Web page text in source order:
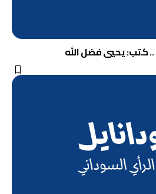
كتب: يحيي فضل الله